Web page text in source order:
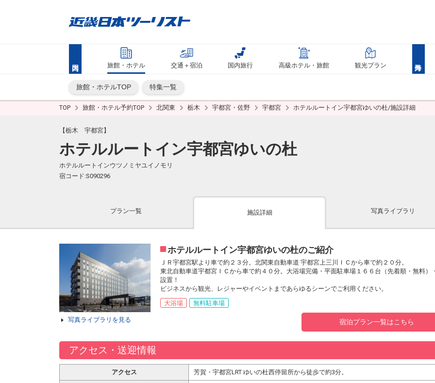
旅館・ホテル 交通＋宿泊 国内旅行 高級ホテル・旅館 観光プラン
旅館・ホテルTOP 特集一覧
TOP 旅館・ホテル予約TOP 北関東 栃木 宇都宮・佐野 宇都宮 ホテルルートイン宇都宮ゆいの杜/施設詳細
【栃木 宇都宮】
ホテルルートイン宇都宮ゆいの杜
ホテルルートインウツノミヤユイノモリ
宿コード:S090296
プラン一覧 施設詳細 写真ライブラリ
写真ライブラリを見る
ホテルルートイン宇都宮ゆいの杜のご紹介
ＪＲ宇都宮駅より車で約２３分。北関東自動車道 宇都宮上三川ＩＣから車で約２０分。
東北自動車道宇都宮ＩＣから車で約４０分。大浴場完備・平面駐車場１６６台（先着順・無料
設置！
ビジネスから観光、レジャーやイベントまであらゆるシーンでご利用ください。
大浴場
無料駐車場
宿泊プラン一覧はこちら
アクセス・送迎情報
アクセス 芳賀・宇都宮LRT ゆいの杜西停留所から徒歩で約3分。